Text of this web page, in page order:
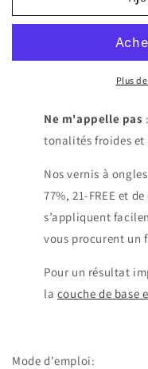
Vernis
NE
M&#39;APPELLE
Vernis
ongles
NE
Plus
Ne m'appelle pas
tonalités froides et
Nos vernis à
77%, 21-FREE et
s’appliquent
vous procurent un
Pour un résultat
la couche de base
Mode d'emploi: